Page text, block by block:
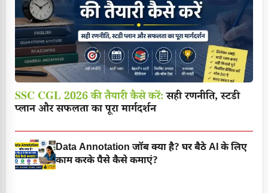
SSC CGL 2026 की तैयारी कैसे करें:सही रणनीति, स्टडी
प्लान और सफलता का पूरा मार्गदर्शन
Data Annotation जॉब क्या है? घर बैठे AI के लिए
काम करके पैसे कैसे कमाएं?